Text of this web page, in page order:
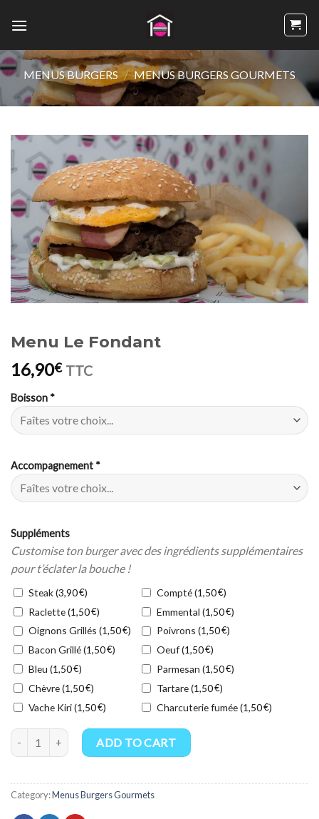
MENUS BURGERS / MENUS BURGERS GOURMETS
Menu Le Fondant
16,90€ TTC
Boisson *
Accompagnement *
Suppléments
Customise ton burger avec des ingrédients supplémentaires
pour t’éclater la bouche !
Steak (3,90€) Compté (1,50€)
Raclette (1,50€) Emmental (1,50€)
Oignons Grillés (1,50€) Poivrons (1,50€)
Bacon Grillé (1,50€) Oeuf (1,50€)
Bleu (1,50€) Parmesan (1,50€)
Chèvre (1,50€) Tartare (1,50€)
Vache Kiri (1,50€) Charcuterie fumée (1,50€)
Menu Le Fondant quantityADD TO CART
Category:Menus Burgers Gourmets